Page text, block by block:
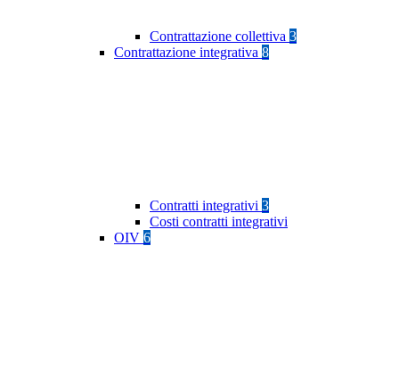
Contrattazione collettiva 3
Contrattazione integrativa 8
Contratti integrativi 3
Costi contratti integrativi
OIV 6